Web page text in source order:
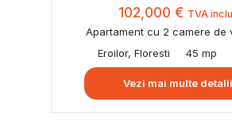
102,000 € TVA
Apartament cu 2 camere de
Eroilor, Floresti
45 mp
Vezi mai multe detalii